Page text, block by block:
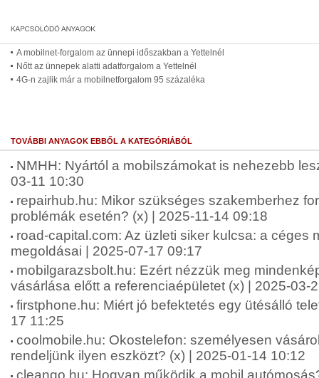
A mobilnet-forgalom az ünnepi időszakban a Yettelnél
Nőtt az ünnepek alatti adatforgalom a Yettelnél
4G-n zajlik már a mobilnetforgalom 95 százaléka
TOVÁBBI ANYAGOK EBBŐL A KATEGÓRIÁBÓL
NMHH: Nyártól a mobilszámokat is nehezebb
03-11 10:30
repairhub.hu: Mikor szükséges szakemberhez
problémák esetén? (x) | 2025-11-14 09:18
road-capital.com: Az üzleti siker kulcsa: a céges
megoldásai | 2025-07-17 09:17
mobilgarazsbolt.hu: Ezért nézzük meg
vásárlása előtt a referenciaépületet (x) | 2025-03-
firstphone.hu: Miért jó befektetés egy ütésálló
17 11:25
coolmobile.hu: Okostelefon: személyesen
rendeljünk ilyen eszközt? (x) | 2025-01-14 10:12
cleango.hu: Hogyan működik a mobil